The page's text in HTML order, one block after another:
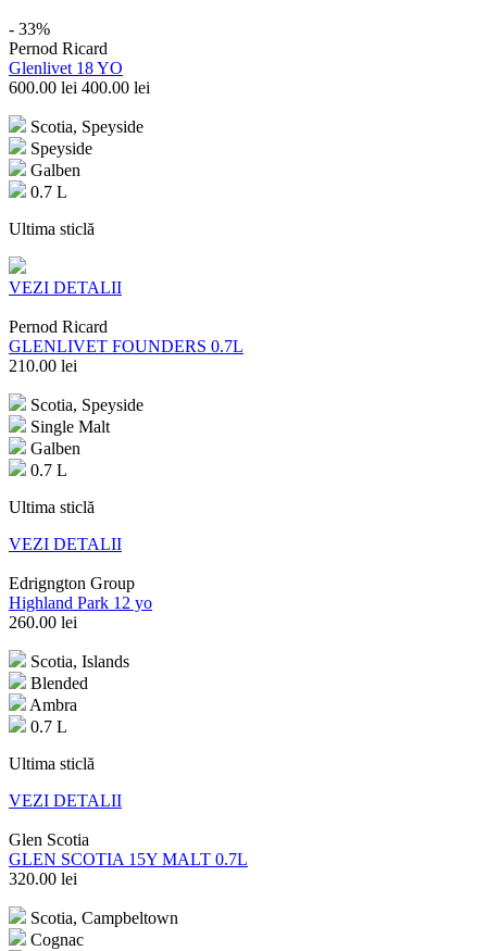
- 33%
Pernod Ricard
Glenlivet 18 YO
600.00 lei 400.00 lei
Scotia, Speyside
Speyside
Galben
0.7 L
Ultima sticlă
VEZI DETALII
Pernod Ricard
GLENLIVET FOUNDERS 0.7L
210.00 lei
Scotia, Speyside
Single Malt
Galben
0.7 L
Ultima sticlă
VEZI DETALII
Edrigngton Group
Highland Park 12 yo
260.00 lei
Scotia, Islands
Blended
Ambra
0.7 L
Ultima sticlă
VEZI DETALII
Glen Scotia
GLEN SCOTIA 15Y MALT 0.7L
320.00 lei
Scotia, Campbeltown
Cognac